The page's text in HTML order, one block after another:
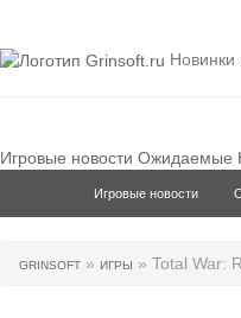
Новинки
Игровые новости Ожидаемые
Игровые новости
GRINSOFT » ИГРЫ » Total War: